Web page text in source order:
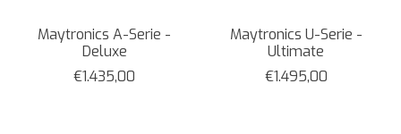
Maytronics A-Serie -
Deluxe
€1.435,00
Maytronics U-Serie -
Ultimate
€1.495,00